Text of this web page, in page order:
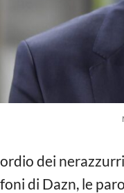
dei
di Dazn, le